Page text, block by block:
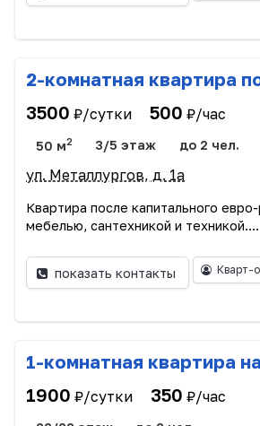
2-комнатная квартира
3500 ₽/сутки 500 ₽/час
50 м2 3/5 этаж до 2 чел.
ул. Металлургов, д. 1а
Квартира после капитального
мебелью, сантехникой и техникой....
показать контакты Кварт-
1-комнатная квартира
1900 ₽/сутки 350 ₽/час